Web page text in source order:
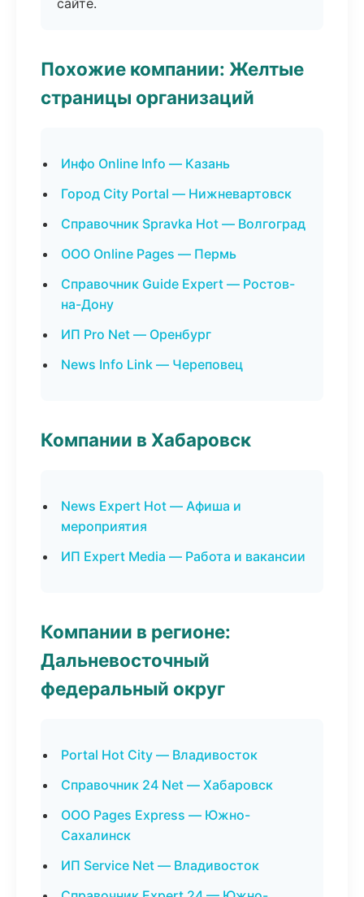
сайте.
Похожие компании: Желтые
страницы организаций
Инфо Online Info — Казань
Город City Portal — Нижневартовск
Справочник Spravka Hot — Волгоград
ООО Online Pages — Пермь
Справочник Guide Expert — Ростов-
на-Дону
ИП Pro Net — Оренбург
News Info Link — Череповец
Компании в Хабаровск
News Expert Hot — Афиша и
мероприятия
ИП Expert Media — Работа и вакансии
Компании в регионе:
Дальневосточный
федеральный округ
Portal Hot City — Владивосток
Справочник 24 Net — Хабаровск
ООО Pages Express — Южно-
Сахалинск
ИП Service Net — Владивосток